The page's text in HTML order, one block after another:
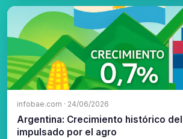
infobae.com · 24/06/2026
Argentina: Crecimiento histórico del
impulsado por el agro